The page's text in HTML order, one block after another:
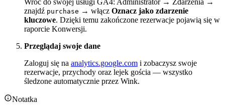
Wróć do swojej usługi GA4: Administrator → Zdarzenia →
znajdź purchase → włącz Oznacz jako zdarzenie
kluczowe. Dzięki temu zakończone rezerwacje pojawią się w
raporcie Konwersji.
Przeglądaj swoje dane
Zaloguj się na analytics.google.com i zobaczysz swoje
rezerwacje, przychody oraz lejek gościa — wszystko
śledzone automatycznie przez Wink.
Notatka